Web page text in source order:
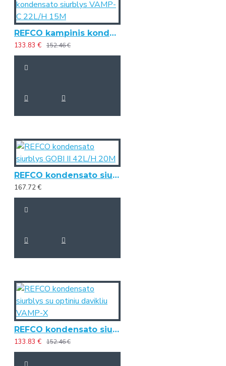
REFCO kampinis kondensato siurblys VAMP-C 22L/H 15M
133.83 € 152.46 €
REFCO kondensato siurblys GOBI II 42L/H 20M
167.72 €
REFCO kondensato siurblys su optiniu davikliu VAMP-X
133.83 € 152.46 €